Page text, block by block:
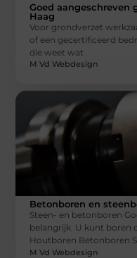
Goed aangeschreven
Haag
Voor grondverzet
of een gecertificeerd
die weet wat
M Vd Webdesign
Betonboren en
Steen- en betonboren
belangrijk. U kunt boren
Houtboren Betonboren
M Vd Webdesign